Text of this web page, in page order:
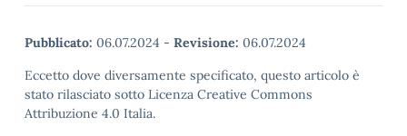
Pubblicato: 06.07.2024 - Revisione: 06.07.2024
Eccetto dove diversamente specificato, questo articolo è
stato rilasciato sotto Licenza Creative Commons
Attribuzione 4.0 Italia.